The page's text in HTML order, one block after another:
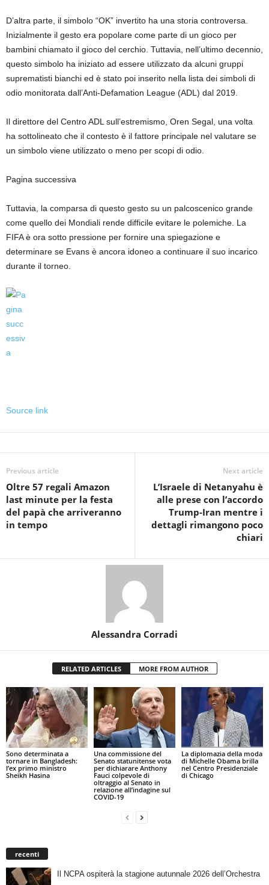
D’altra parte, il simbolo “OK” invertito ha una storia controversa.
Inizialmente il gesto era popolare come parte di un gioco per
bambini chiamato il gioco del cerchio. Tuttavia, nell’ultimo decennio,
questo simbolo ha iniziato ad essere utilizzato da alcuni gruppi
suprematisti bianchi ed è stato poi inserito nella lista dei simboli di
odio monitorata dall’Anti-Defamation League (ADL) dal 2019.
Il direttore del Centro ADL sull’estremismo, Oren Segal, una volta
ha sottolineato che il contesto è il fattore principale nel valutare se
un simbolo viene utilizzato o meno per scopi di odio.
Pagina successiva
Tuttavia, la comparsa di questo gesto su un palcoscenico grande
come quello dei Mondiali rende difficile evitare le polemiche. La
FIFA è ora sotto pressione per fornire una spiegazione e
determinare se Evans è ancora idoneo a continuare il suo incarico
durante il torneo.
Source link
Previous article
Oltre 57 regali Amazon
last minute per la festa
del papà che arriveranno
in tempo
Next article
L’Israele di Netanyahu è
alle prese con l’accordo
Trump-Iran mentre i
dettagli rimangono poco
chiari
Alessandra Corradi
RELATED ARTICLES MORE FROM AUTHOR
Sono determinata a
tornare in Bangladesh:
l’ex primo ministro
Sheikh Hasina
Una commissione del
Senato statunitense vota
per dichiarare Anthony
Fauci colpevole di
oltraggio al Senato in
relazione all’indagine sul
COVID-19
La diplomazia della moda
di Michelle Obama brilla
nel Centro Presidenziale
di Chicago
recenti
Il NCPA ospiterà la stagione autunnale 2026 dell’Orchestra